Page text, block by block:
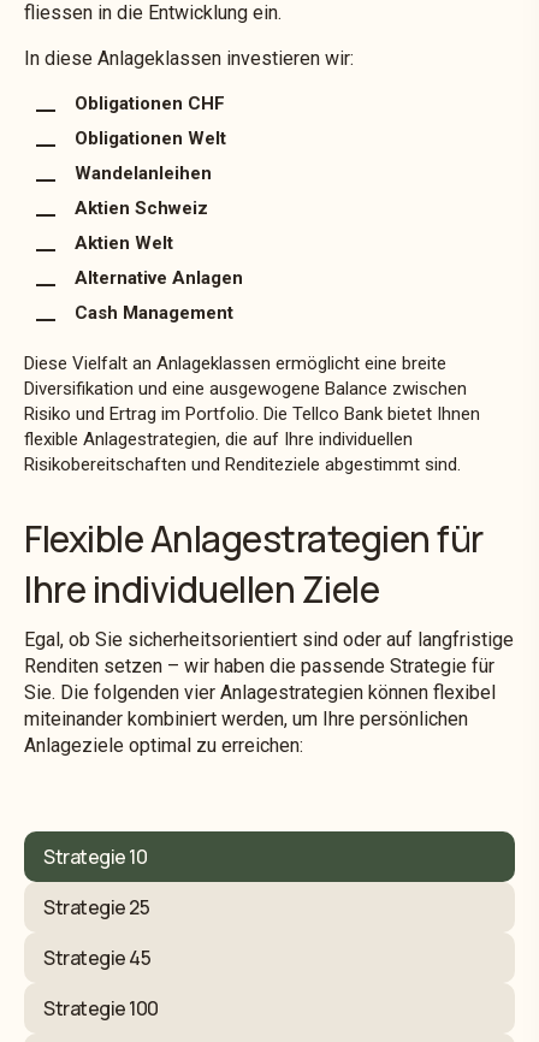
fliessen in die Entwicklung ein.
In diese Anlageklassen investieren wir:
Obligationen CHF
Obligationen Welt
Wandelanleihen
Aktien Schweiz
Aktien Welt
Alternative Anlagen
Cash Management
Diese Vielfalt an Anlageklassen ermöglicht eine breite
Diversifikation und eine ausgewogene Balance zwischen
Risiko und Ertrag im Portfolio. Die Tellco Bank bietet Ihnen
flexible Anlagestrategien, die auf Ihre individuellen
Risikobereitschaften und Renditeziele abgestimmt sind.
Flexible Anlagestrategien für
Ihre individuellen Ziele
Egal, ob Sie sicherheitsorientiert sind oder auf langfristige
Renditen setzen – wir haben die passende Strategie für
Sie. Die folgenden vier Anlagestrategien können flexibel
miteinander kombiniert werden, um Ihre persönlichen
Anlageziele optimal zu erreichen:
Strategie 10
Strategie 25
Strategie 45
Strategie 100